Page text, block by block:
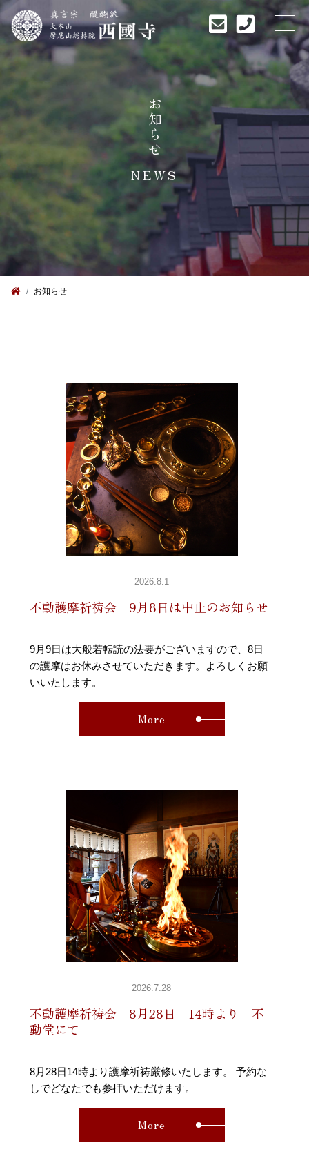
お知らせ
NEWS
お知らせ
2026.8.1
不動護摩祈祷会 9月8日は中止のお知らせ
9月9日は大般若転読の法要がございますので、8日
の護摩はお休みさせていただきます。よろしくお願
いいたします。
More
2026.7.28
不動護摩祈祷会 8月28日 14時より 不
動堂にて
8月28日14時より護摩祈祷厳修いたします。 予約な
しでどなたでも参拝いただけます。
More